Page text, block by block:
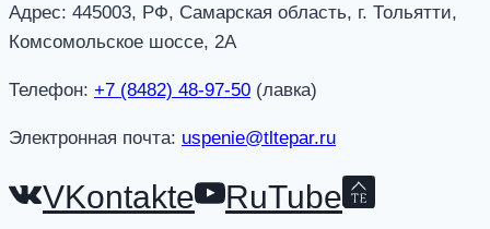
Адрес: 445003, РФ, Самарская область, г. Тольятти,
Комсомольское шоссе, 2А
Телефон: +7 (8482) 48-97-50 (лавка)
Электронная почта: uspenie@tltepar.ru
VKontakte
RuTube